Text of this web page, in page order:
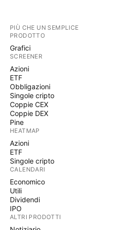
PIÙ CHE UN SEMPLICE
PRODOTTO
Grafici
SCREENER
Azioni
ETF
Obbligazioni
Singole cripto
Coppie CEX
Coppie DEX
Pine
HEATMAP
Azioni
ETF
Singole cripto
CALENDARI
Economico
Utili
Dividendi
IPO
ALTRI PRODOTTI